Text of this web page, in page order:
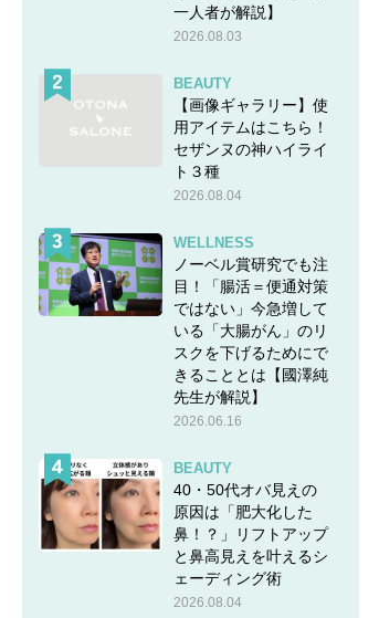
一人者が解説】
2026.08.03
BEAUTY
【画像ギャラリー】使
用アイテムはこちら！
セザンヌの神ハイライ
ト３種
2026.08.04
WELLNESS
ノーベル賞研究でも注
目！「腸活＝便通対策
ではない」今急増して
いる「大腸がん」のリ
スクを下げるためにで
きることとは【國澤純
先生が解説】
2026.06.16
BEAUTY
40・50代オバ見えの
原因は「肥大化した
鼻！？」リフトアップ
と鼻高見えを叶えるシ
ェーディング術
2026.08.04